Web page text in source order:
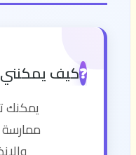
❓كيف يمكنني
يمكنك
ممارسة